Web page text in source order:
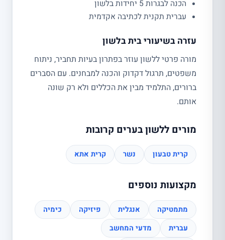
הכנה לבגרות 5 יחידות בלשון
עברית תקנית לכתיבה אקדמית
עזרה בשיעורי בית בלשון
מורה פרטי ללשון עוזר בפתרון בעיות תחביר, ניתוח
משפטים, תרגול דקדוק והכנה למבחנים. עם הסברים
ברורים, התלמיד מבין את הכללים ולא רק שונה
אותם.
מורים ללשון בערים קרובות
קרית טבעון נשר קרית אתא
מקצועות נוספים
מתמטיקה אנגלית פיזיקה
כימיה
עברית
מדעי המחשב